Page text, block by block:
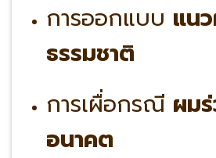
การออกแบบ แน
ธรรมชาติ
การเผื่อกรณี ผม
อนาคต